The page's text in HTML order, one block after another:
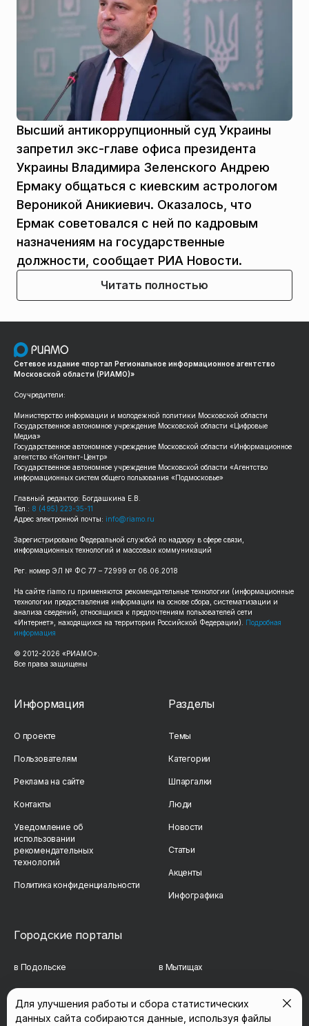
Высший антикоррупционный суд Украины
запретил экс-главе офиса президента
Украины Владимира Зеленского Андрею
Ермаку общаться с киевским астрологом
Вероникой Аникиевич. Оказалось, что
Ермак советовался с ней по кадровым
назначениям на государственные
должности, сообщает РИА Новости.
Читать полностью
Сетевое издание «портал Региональное информационное агентство
Московской области (РИАМО)»
Соучредители:
Министерство информации и молодежной политики Московской области
Государственное автономное учреждение Московской области «Цифровые
Медиа»
Государственное автономное учреждение Московской области «Информационное
агентство «Контент-Центр»
Государственное автономное учреждение Московской области «Агентство
информационных систем общего пользования «Подмосковье»
Главный редактор: Богдашкина Е.В.
Тел.: 8 (495) 223-35-11
Адрес электронной почты: info@riamo.ru
Зарегистрировано Федеральной службой по надзору в сфере связи,
информационных технологий и массовых коммуникаций
Рег. номер ЭЛ № ФС 77 – 72999 от 06.06.2018
На сайте riamo.ru применяются рекомендательные технологии (информационные
технологии предоставления информации на основе сбора, систематизации и
анализа сведений, относящихся к предпочтениям пользователей сети
«Интернет», находящихся на территории Российской Федерации). Подробная
информация
© 2012-2026 «РИАМО».
Все права защищены
Информация
О проекте
Пользователям
Реклама на сайте
Контакты
Уведомление об
использовании
рекомендательных
технологий
Политика конфиденциальности
Разделы
Темы
Категории
Шпаргалки
Люди
Новости
Статьи
Акценты
Инфографика
Городские порталы
в Подольске в Мытищах
в Реутове
в Сергиевом Посаде в Люберцах
Для улучшения работы и сбора статистических
данных сайта собираются данные, используя файлы